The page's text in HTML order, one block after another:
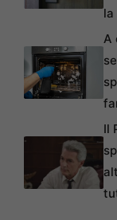
la
A
Il